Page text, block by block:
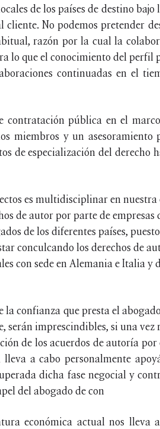
de los países de destino bajo
No podemos pretender
razón por la cual la
lo que el conocimiento del perfil
continuadas en el
contratación pública en el
miembros y un asesoramiento
de especialización del derecho
es multidisciplinar en
de autor por parte de empresas
de los diferentes países,
conculcando los derechos de
con sede en Alemania e Italia y
la confianza que presta el
serán imprescindibles, si una vez
de los acuerdos de autoría por
a cabo personalmente
dicha fase negocial y
del abogado de con
económica actual nos lleva